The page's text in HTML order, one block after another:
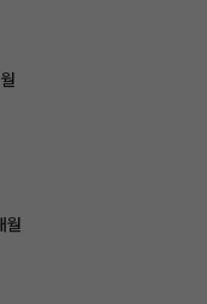
월